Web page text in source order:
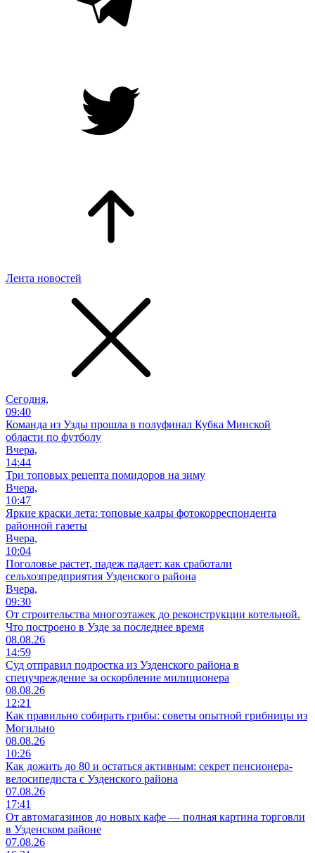
Лента новостей
Сегодня,
09:40
Команда из Узды прошла в полуфинал Кубка Минской
области по футболу
Вчера,
14:44
Три топовых рецепта помидоров на зиму
Вчера,
10:47
Яркие краски лета: топовые кадры фотокорреспондента
районной газеты
Вчера,
10:04
Поголовье растет, падеж падает: как сработали
сельхозпредприятия Узденского района
Вчера,
09:30
От строительства многоэтажек до реконструкции котельной.
Что построено в Узде за последнее время
08.08.26
14:59
Суд отправил подростка из Узденского района в
спецучреждение за оскорбление милиционера
08.08.26
12:21
Как правильно собирать грибы: советы опытной грибницы из
Могильно
08.08.26
10:26
Как дожить до 80 и остаться активным: секрет пенсионера-
велосипедиста с Узденского района
07.08.26
17:41
От автомагазинов до новых кафе — полная картина торговли
в Узденском районе
07.08.26